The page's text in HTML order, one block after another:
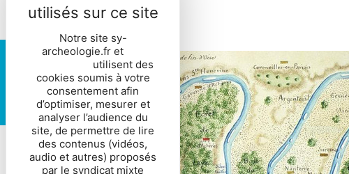
Les sites
Notre site sy-
archeologie.fr et
utilisent des
cookies soumis à votre
consentement afin
d’optimiser, mesurer et
analyser l’audience du
site, de permettre de lire
des contenus (vidéos,
audio et autres) proposés
par le syndicat mixte